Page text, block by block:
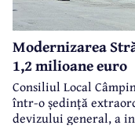
Modernizarea
1,2 milioane euro
Consiliul Local
într-o ședință
devizului general, a